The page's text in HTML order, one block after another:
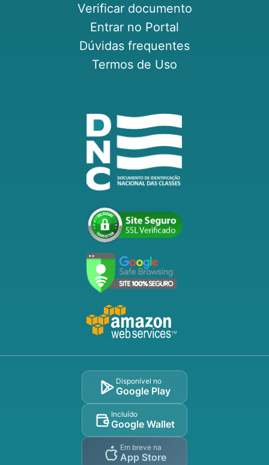
Verificar documento
Entrar no Portal
Dúvidas frequentes
Termos de Uso
Disponível no
Google Play
Incluído
Google Wallet
Em breve na
App Store